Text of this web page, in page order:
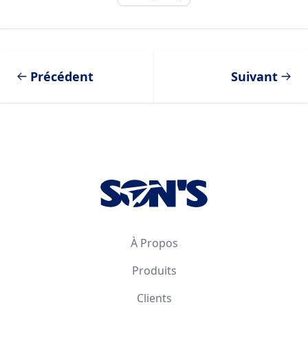
Précédent Suivant
À Propos
Produits
Clients